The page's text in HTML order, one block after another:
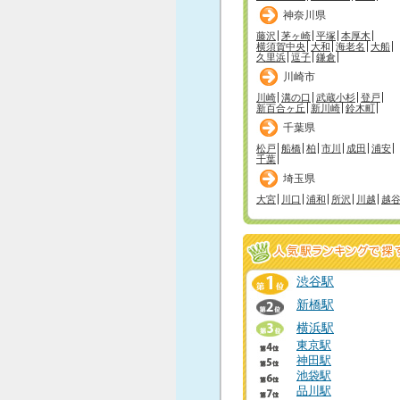
神奈川県
藤沢 茅ヶ崎 平塚 本厚木
横須賀中央 大和 海老名 大船
久里浜 逗子 鎌倉
川崎市
川崎 溝の口 武蔵小杉 登戸
新百合ヶ丘
新川崎 鈴木町
千葉県
松戸 船橋 柏 市川 成田 浦安
千葉
埼玉県
大宮 川口 浦和 所沢 川越 越谷
渋谷駅
新橋駅
横浜駅
東京駅
神田駅
池袋駅
品川駅